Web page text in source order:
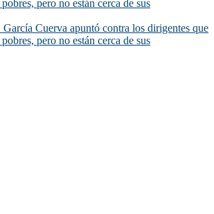
pero no están cerca de sus
García Cuerva apuntó contra los dirigentes que
pero no están cerca de sus